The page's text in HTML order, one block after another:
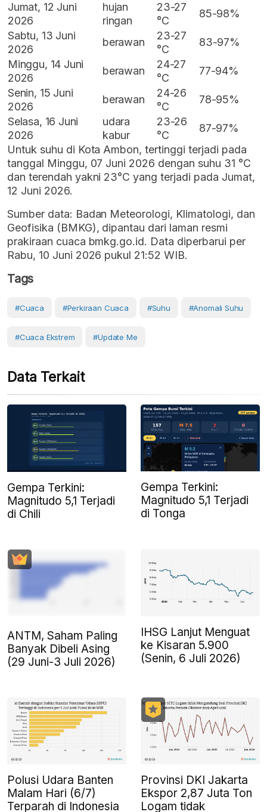
Jumat, 12 Juni
2026
hujan
ringan
23-27
°C
85-98%
Sabtu, 13 Juni
2026
berawan
23-27
°C
83-97%
Minggu, 14 Juni
2026
berawan
24-27
°C
77-94%
Senin, 15 Juni
2026
berawan
24-26
°C
78-95%
Selasa, 16 Juni
2026
udara
kabur
23-26
°C
87-97%
Untuk suhu di Kota Ambon, tertinggi terjadi pada
tanggal Minggu, 07 Juni 2026 dengan suhu 31 °C
dan terendah yakni 23°C yang terjadi pada Jumat,
12 Juni 2026.
Sumber data: Badan Meteorologi, Klimatologi, dan
Geofisika (BMKG), dipantau dari laman resmi
prakiraan cuaca bmkg.go.id. Data diperbarui per
Rabu, 10 Juni 2026 pukul 21:52 WIB.
Tags
#cuaca #perkiraan Cuaca #Suhu #anomali Suhu
#Cuaca Ekstrem #Update Me
Data Terkait
Gempa Terkini:
Magnitudo 5,1 Terjadi
di Chili
Gempa Terkini:
Magnitudo 5,1 Terjadi
di Tonga
ANTM, Saham Paling
Banyak Dibeli Asing
(29 Juni-3 Juli 2026)
IHSG Lanjut Menguat
ke Kisaran 5.900
(Senin, 6 Juli 2026)
Polusi Udara Banten
Malam Hari (6/7)
Terparah di Indonesia
Provinsi DKI Jakarta
Ekspor 2,87 Juta Ton
Logam tidak